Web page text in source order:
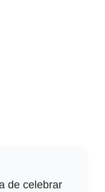
de celebrar